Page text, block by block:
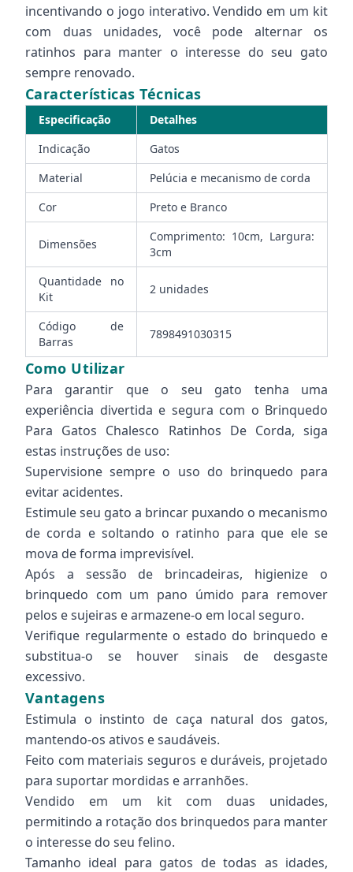
incentivando o jogo interativo. Vendido em um kit
com duas unidades, você pode alternar os
ratinhos para manter o interesse do seu gato
sempre renovado.
Características Técnicas
Especificação
Detalhes
Indicação
Gatos
Material
Pelúcia e mecanismo de corda
Cor
Preto e Branco
Dimensões
Comprimento: 10cm, Largura:
3cm
Quantidade no
Kit
2 unidades
Código de
Barras
7898491030315
Como Utilizar
Para garantir que o seu gato tenha uma
experiência divertida e segura com o Brinquedo
Para Gatos Chalesco Ratinhos De Corda, siga
estas instruções de uso:
Supervisione sempre o uso do brinquedo para
evitar acidentes.
Estimule seu gato a brincar puxando o mecanismo
de corda e soltando o ratinho para que ele se
mova de forma imprevisível.
Após a sessão de brincadeiras, higienize o
brinquedo com um pano úmido para remover
pelos e sujeiras e armazene-o em local seguro.
Verifique regularmente o estado do brinquedo e
substitua-o se houver sinais de desgaste
excessivo.
Vantagens
Estimula o instinto de caça natural dos gatos,
mantendo-os ativos e saudáveis.
Feito com materiais seguros e duráveis, projetado
para suportar mordidas e arranhões.
Vendido em um kit com duas unidades,
permitindo a rotação dos brinquedos para manter
o interesse do seu felino.
Tamanho ideal para gatos de todas as idades,